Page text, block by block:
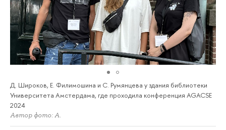
Д. Широков, Е. Филимошина и С. Румянцева у здания библиотеки
Университета Амстердама, где проходила конференция AGACSE
2024
Автор фото: A.